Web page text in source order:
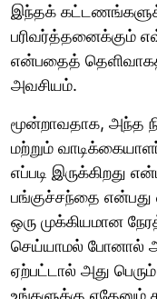
இந்தக்
பரிவர்த்தனைக்கும்
என்பதைத் தெளிவாகத்
அவசியம்.
மூன்றாவதாக, அந்த
மற்றும்
எப்படி இருக்கிறது
பங்குச்சந்தை என்பது
ஒரு முக்கியமான
செய்யாமல் போனால்
ஏற்பட்டால் அது
உங்களுக்கு ஏதேனும்